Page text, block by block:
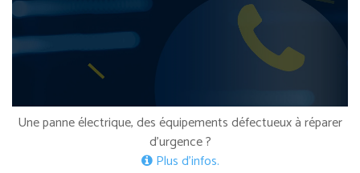
Une panne électrique, des équipements défectueux à réparer
d’urgence ?
Plus d’infos.